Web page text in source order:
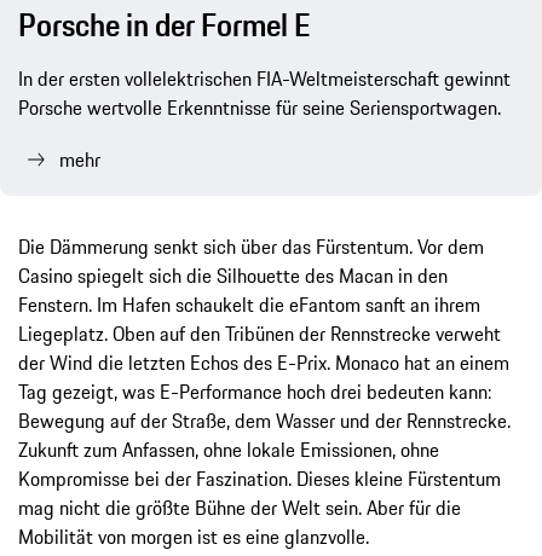
Porsche in der Formel E
In der ersten vollelektrischen FIA-Weltmeisterschaft gewinnt
Porsche wertvolle Erkenntnisse für seine Seriensportwagen.
mehr
Die Dämmerung senkt sich über das Fürstentum. Vor dem
Casino spiegelt sich die Silhouette des Macan in den
Fenstern. Im Hafen schaukelt die eFantom sanft an ihrem
Liegeplatz. Oben auf den Tribünen der Rennstrecke verweht
der Wind die letzten Echos des E-Prix. Monaco hat an einem
Tag gezeigt, was E-Performance hoch drei bedeuten kann:
Bewegung auf der Straße, dem Wasser und der Rennstrecke.
Zukunft zum Anfassen, ohne lokale Emissionen, ohne
Kompromisse bei der Faszination. Dieses kleine Fürstentum
mag nicht die größte Bühne der Welt sein. Aber für die
Mobilität von morgen ist es eine glanzvolle.